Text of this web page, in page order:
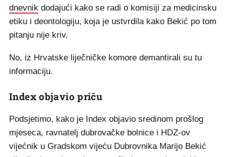
dnevnik dodajući kako se radi o komisiji za medicinsku
etiku i deontologiju, koja je ustvrdila kako Bekić po tom
pitanju nije kriv.
No, iz Hrvatske liječničke komore demantirali su tu
informaciju.
Index objavio priču
Podsjetimo, kako je Index objavio sredinom prošlog
mjeseca, ravnatelj dubrovačke bolnice i HDZ-ov
vijećnik u Gradskom vijeću Dubrovnika Marijo Bekić